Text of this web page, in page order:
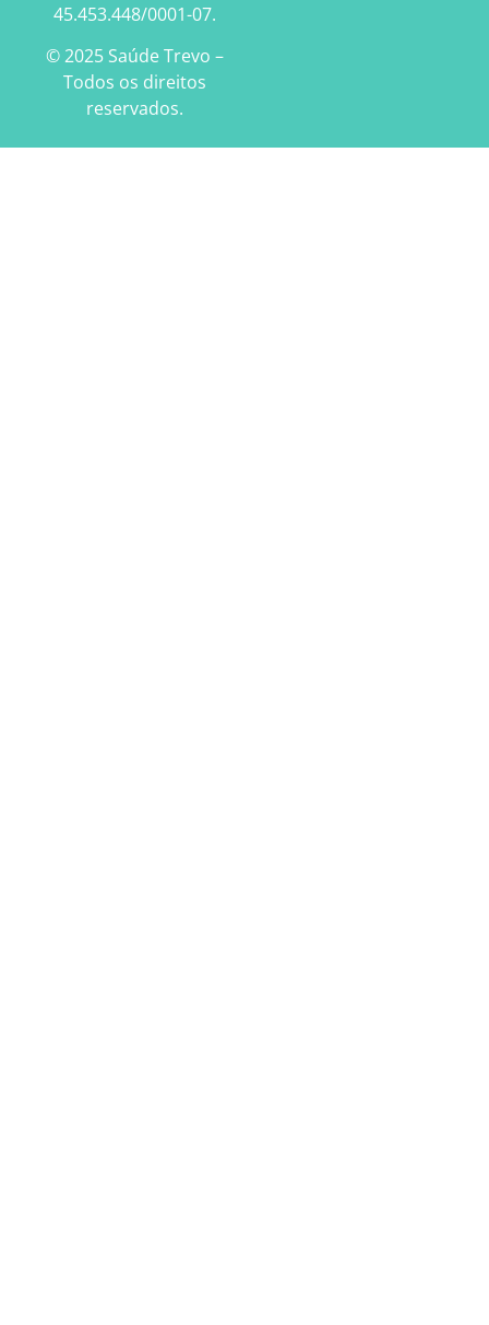
45.453.448/0001-07.
© 2025 Saúde Trevo –
Todos os direitos
reservados.